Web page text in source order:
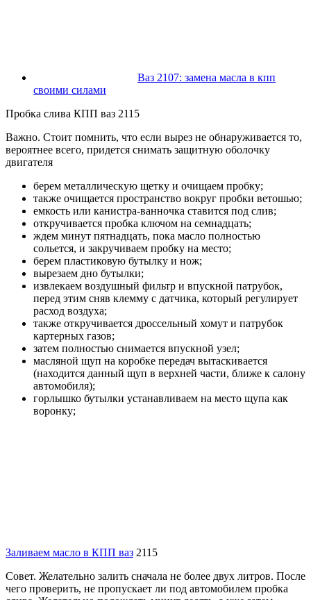
Ваз 2107: замена масла в кпп
своими силами
Пробка слива КПП ваз 2115
Важно. Стоит помнить, что если вырез не обнаруживается то,
вероятнее всего, придется снимать защитную оболочку
двигателя
берем металлическую щетку и очищаем пробку;
также очищается пространство вокруг пробки ветошью;
емкость или канистра-ванночка ставится под слив;
откручивается пробка ключом на семнадцать;
ждем минут пятнадцать, пока масло полностью
сольется, и закручиваем пробку на место;
берем пластиковую бутылку и нож;
вырезаем дно бутылки;
извлекаем воздушный фильтр и впускной патрубок,
перед этим сняв клемму с датчика, который регулирует
расход воздуха;
также откручивается дроссельный хомут и патрубок
картерных газов;
затем полностью снимается впускной узел;
масляной щуп на коробке передач вытаскивается
(находится данный щуп в верхней части, ближе к салону
автомобиля);
горлышко бутылки устанавливаем на место щупа как
воронку;
Заливаем масло в КПП ваз 2115
Совет. Желательно залить сначала не более двух литров. После
чего проверить, не пропускает ли под автомобилем пробка